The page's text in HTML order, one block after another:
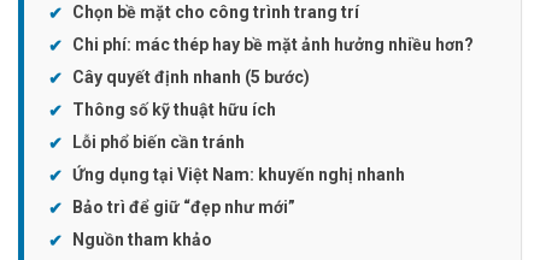
Chọn bề mặt cho công trình trang trí
Chi phí: mác thép hay bề mặt ảnh hưởng nhiều hơn?
Cây quyết định nhanh (5 bước)
Thông số kỹ thuật hữu ích
Lỗi phổ biến cần tránh
Ứng dụng tại Việt Nam: khuyến nghị nhanh
Bảo trì để giữ “đẹp như mới”
Nguồn tham khảo